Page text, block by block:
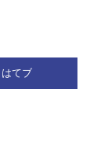
はてブ